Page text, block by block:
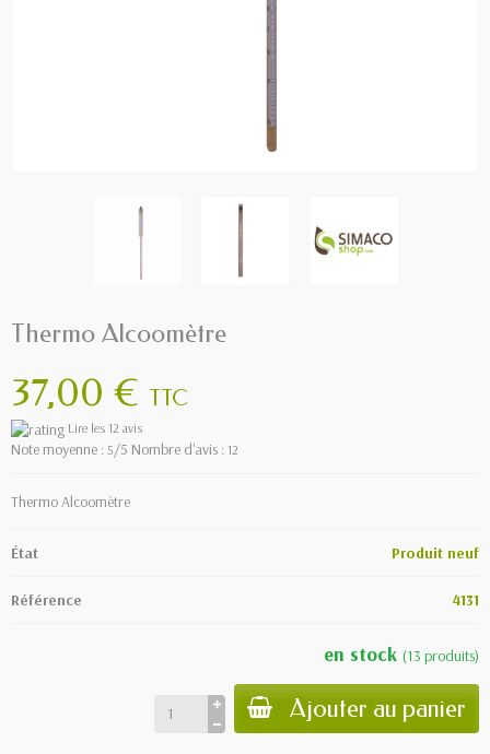
Thermo Alcoomètre
37,00 € TTC
Lire les 12 avis
Note moyenne : 5/5 Nombre d'avis : 12
Thermo Alcoomètre
État Produit neuf
Référence 4131
en stock (13 produits)
Ajouter au panier